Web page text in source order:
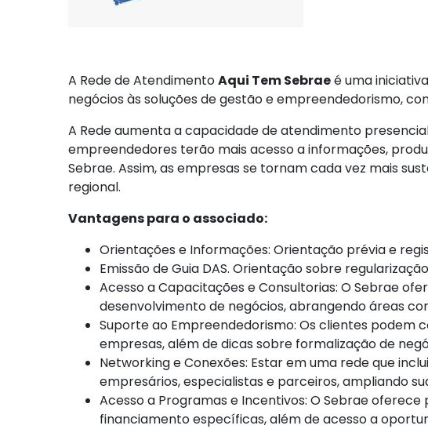
A Rede de AtendimentoAqui Tem Sebraeé uma
negócios às soluções de gestão e empreendedorismo,
A Rede aumenta a capacidade de atendimento
empreendedores terão mais acesso a informações,
Sebrae. Assim, as empresas se tornam cada vez mais
regional.
Vantagens para o associado:
Orientações e Informações: Orientação prévia e
Emissão de Guia DAS. Orientação sobre
Acesso a Capacitações e Consultorias: O Sebrae
desenvolvimento de negócios, abrangendo áreas
Suporte ao Empreendedorismo: Os clientes
empresas, além de dicas sobre formalização de
Networking e Conexões: Estar em uma rede que
empresários, especialistas e parceiros, ampliando
Acesso a Programas e Incentivos: O Sebrae
financiamento específicas, além de acesso a